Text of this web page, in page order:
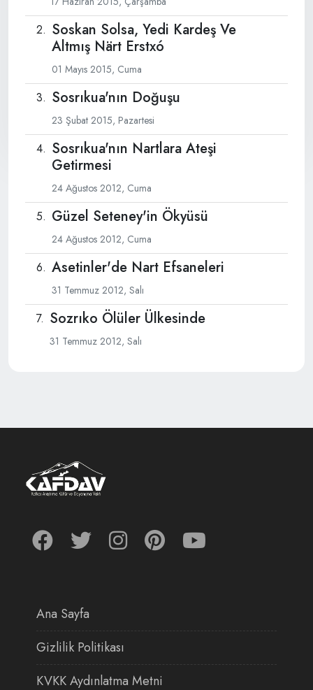
Soskan Solsa, Yedi Kardeş Ve
Altmış Närt Erstxó
01 Mayıs 2015, Cuma
Sosrıkua'nın Doğuşu
23 Şubat 2015, Pazartesi
Sosrıkua'nın Nartlara Ateşi
Getirmesi
24 Ağustos 2012, Cuma
Güzel Seteney'in Ökyüsü
24 Ağustos 2012, Cuma
Asetinler'de Nart Efsaneleri
31 Temmuz 2012, Salı
Sozrıko Ölüler Ülkesinde
31 Temmuz 2012, Salı
Ana Sayfa
Gizlilik Politikası
KVKK Aydınlatma Metni